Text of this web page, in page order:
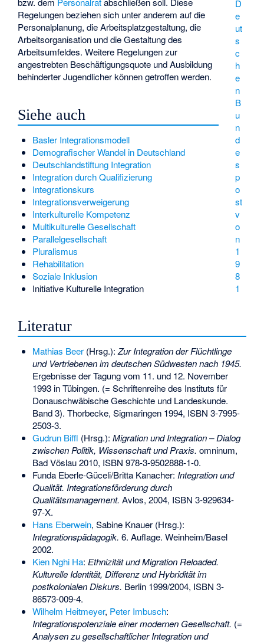
D
e
ut
s
c
h
e
n
B
u
n
d
e
s
p
o
st
v
o
n
1
9
8
1
Regelungen beziehen sich unter anderem auf die
Personalplanung, die Arbeitsplatzgestaltung, die
Arbeitsorganisation und die Gestaltung des
Arbeitsumfeldes. Weitere Regelungen zur
angestrebten Beschäftigungsquote und Ausbildung
behinderter Jugendlicher können getroffen werden.
Siehe auch
Basler Integrationsmodell
Demografischer Wandel in Deutschland
Deutschlandstiftung Integration
Integration durch Qualifizierung
Integrationskurs
Integrationsverweigerung
Interkulturelle Kompetenz
Multikulturelle Gesellschaft
Parallelgesellschaft
Pluralismus
Rehabilitation
Soziale Inklusion
Initiative Kulturelle Integration
Literatur
Mathias Beer(Hrsg.):Zur Integration der Flüchtlinge
und Vertriebenen im deutschen Südwesten nach 1945.
Ergebnisse der Tagung vom 11. und 12. November
1993 in Tübingen. (= Schriftenreihe des Instituts für
Donauschwäbische Geschichte und Landeskunde.
Band 3). Thorbecke, Sigmaringen 1994, ISBN 3-7995-
2503-3.
Gudrun Biffl (Hrsg.): Migration und Integration – Dialog
zwischen Politik, Wissenschaft und Praxis. omninum,
Bad Vöslau 2010, ISBN 978-3-9502888-1-0.
Funda Eberle-Güceli/Britta Kanacher: Integration und
Qualität. Integrationsförderung durch
Qualitätsmanagement. Avlos, 2004, ISBN 3-929634-
97-X.
Hans Eberwein, Sabine Knauer (Hrsg.):
Integrationspädagogik. 6. Auflage. Weinheim/Basel
2002.
Kien Nghi Ha: Ethnizität und Migration Reloaded.
Kulturelle Identität, Differenz und Hybridität im
postkolonialen Diskurs. Berlin 1999/2004, ISBN 3-
86573-009-4.
Wilhelm Heitmeyer, Peter Imbusch:
Integrationspotenziale einer modernen Gesellschaft. (=
Analysen zu gesellschaftlicher Integration und